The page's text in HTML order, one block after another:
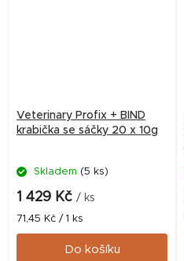
Veterinary Profix + BIND
krabička se sáčky 20 x 10g
Skladem (5 ks)
1 429 Kč / ks
Měrná
cena:
71,45 Kč / 1 ks
Do košíku